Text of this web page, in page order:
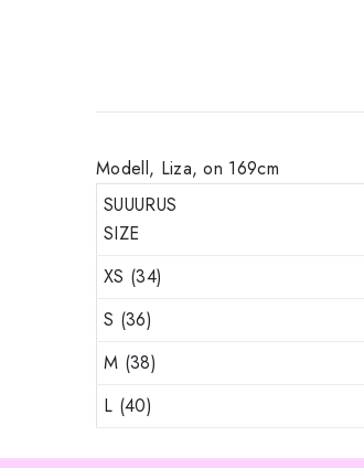
Modell, Liza, on 169cm
SUUURUS
SIZE
XS (34)
S (36)
M (38)
L (40)